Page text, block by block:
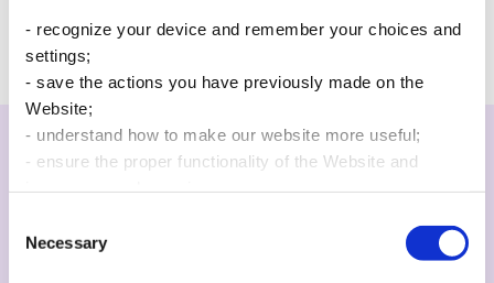
- recognize your device and remember your choices and
settings;
- save the actions you have previously made on the
Website;
- understand how to make our website more useful;
- ensure the proper functionality of the Website and
For these reasons, we may share your usage data with
third parties defined in our Cookies Policy. By clicking
Selection
Necessary
Якою мовою Ви хочете
продовжити перегляд
сайту?